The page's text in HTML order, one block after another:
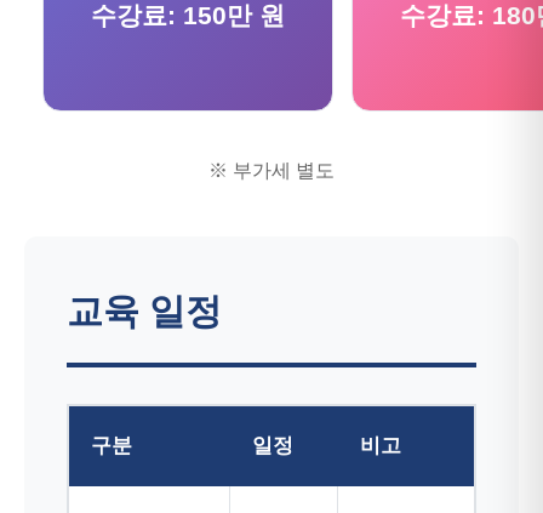
수강료: 150만 원 수강료: 180
※ 부가세 별도
교육 일정
구분 일정 비고